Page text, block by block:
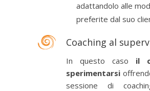
adattandolo alle
preferite dal suo
Coaching al
In questo caso il
sperimentarsi
sessione di